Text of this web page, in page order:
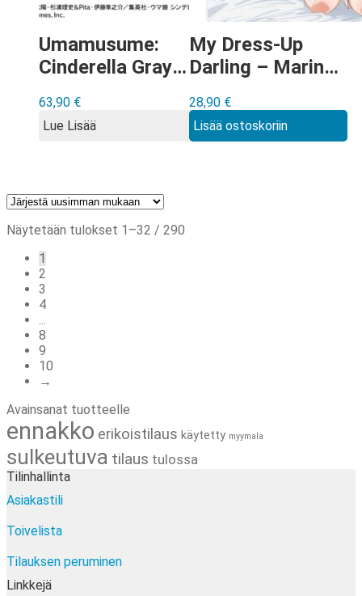
Umamusume:
Cinderella Gray
Marui Wall Scroll
63,90 €
Lue Lisää
My Dress-Up
Darling – Marin
Scroll
28,90 €
Lisää ostoskoriin
Näytetään tulokset 1–32 / 290
1
2
3
4
...
8
9
10
→
Avainsanat tuotteelle
ennakko erikoistilaus käytetty myymala
sulkeutuva tilaus tulossa
Tilinhallinta
Asiakastili
Toivelista
Tilauksen peruminen
Linkkejä